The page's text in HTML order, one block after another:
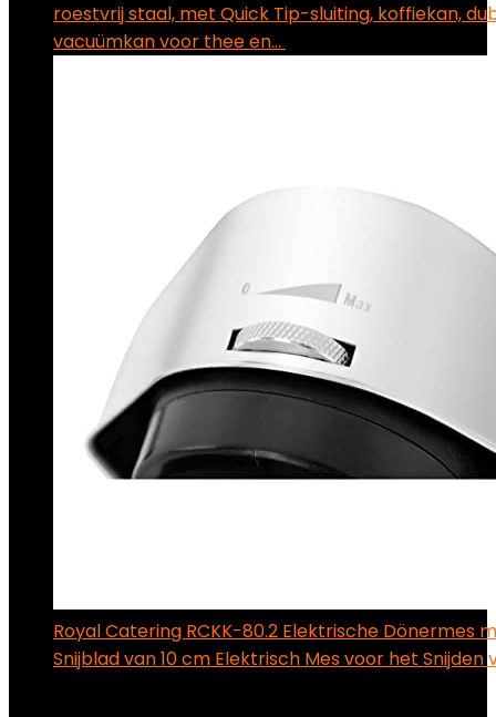
roestvrij staal, met Quick Tip-sluiting, koffiekan,
vacuümkan voor thee en…
Royal Catering RCKK-80.2 Elektrische Dönermes
Snijblad van 10 cm Elektrisch Mes voor het Snijden